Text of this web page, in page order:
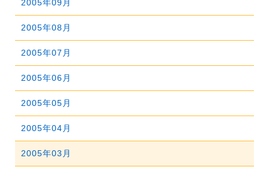
2011年01月
2010年02月
2010年01月
2009年04月
2009年03月
2009年02月
2009年01月
2008年05月
2008年04月
2008年03月
2008年02月
2008年01月
2007年06月
2007年05月
2007年04月
2007年03月
2007年02月
2007年01月
2005年09月
2005年08月
2005年07月
2005年06月
2005年05月
2005年04月
2005年03月